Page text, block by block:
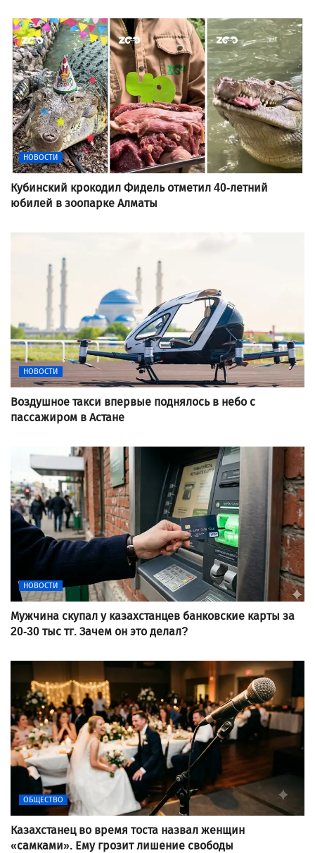
НОВОСТИ
Кубинский крокодил Фидель отметил 40-летний
юбилей в зоопарке Алматы
НОВОСТИ
Воздушное такси впервые поднялось в небо с
пассажиром в Астане
НОВОСТИ
Мужчина скупал у казахстанцев банковские карты за
20-30 тыс тг. Зачем он это делал?
ОБЩЕСТВО
Казахстанец во время тоста назвал женщин
«самками». Ему грозит лишение свободы